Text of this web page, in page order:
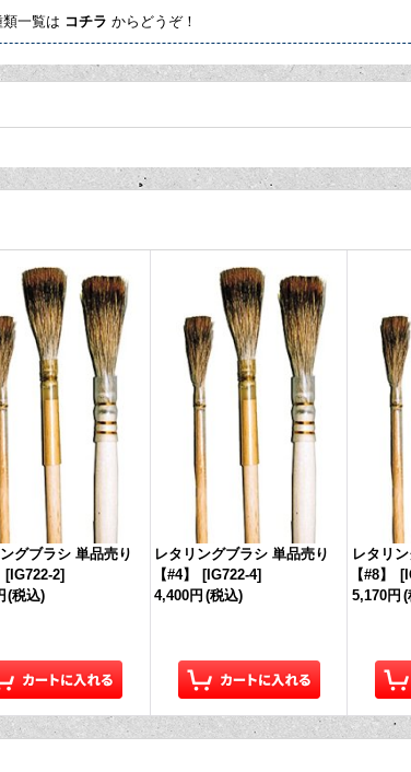
一覧は コチラからどうぞ！
グブラシ 単品売り
[IG722-2]
(税込)
レタリングブラシ 単品売り
【#4】
[IG722-4]
4,400円 (税込)
レタリ
【#8】
[
5,170円 (